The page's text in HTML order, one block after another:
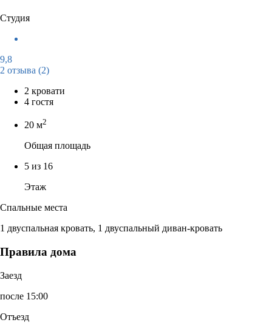
Студия
9,8
2 отзыва (2)
2 кровати
4 гостя
20 м2
Общая площадь
5 из 16
Этаж
Спальные места
1 двуспальная кровать, 1 двуспальный диван-кровать
Правила дома
Заезд
после 15:00
Отъезд